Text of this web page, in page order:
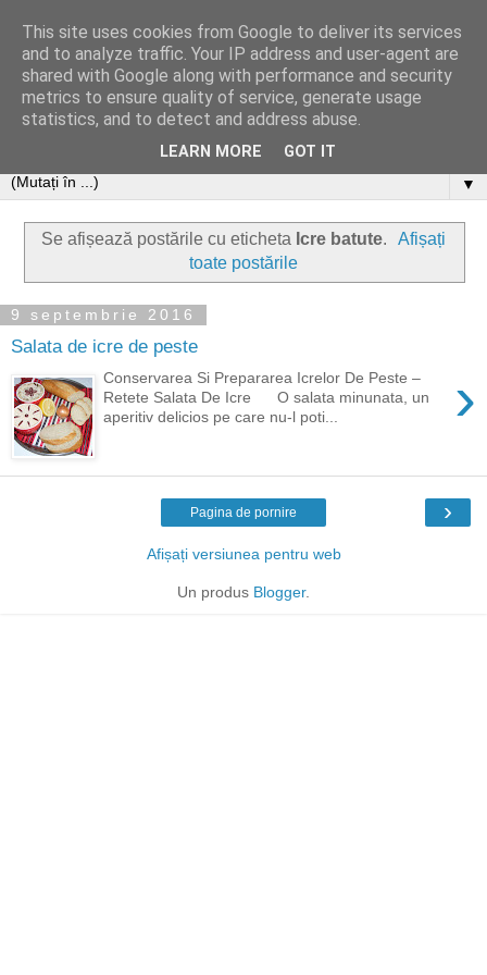
▼
Se afișează postările cu eticheta Icre batute.
Afișați
toate postările
9 septembrie 2016
Salata de icre de peste
›
Conservarea Si Prepararea Icrelor De Peste –
Retete Salata De Icre O salata minunata, un
aperitiv delicios pe care nu-l poti...
›
Pagina de pornire
Afișați versiunea pentru web
Un produs Blogger.
This site uses cookies from Google to deliver its services
and to analyze traffic. Your IP address and user-agent are
shared with Google along with performance and security
metrics to ensure quality of service, generate usage
statistics, and to detect and address abuse.
LEARN MORE GOT IT